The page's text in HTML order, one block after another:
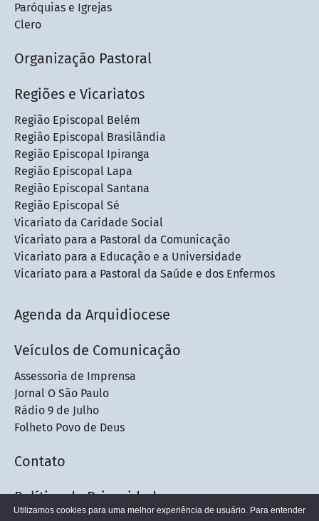
Paróquias e Igrejas
Clero
Organização Pastoral
Regiões e Vicariatos
Região Episcopal Belém
Região Episcopal Brasilândia
Região Episcopal Ipiranga
Região Episcopal Lapa
Região Episcopal Santana
Região Episcopal Sé
Vicariato da Caridade Social
Vicariato para a Pastoral da Comunicação
Vicariato para a Educação e a Universidade
Vicariato para a Pastoral da Saúde e dos Enfermos
Agenda da Arquidiocese
Veículos de Comunicação
Assessoria de Imprensa
Jornal O São Paulo
Rádio 9 de Julho
Folheto Povo de Deus
Contato
Política de Privacidade
Utilizamos cookies para uma melhor experiência de usuário. Para entender